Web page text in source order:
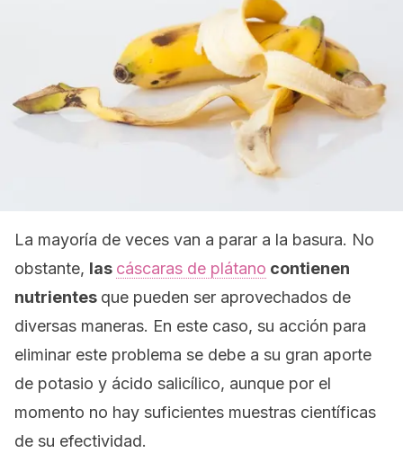
La mayoría de veces van a parar a la basura. No
obstante, las cáscaras de plátano contienen
nutrientes que pueden ser aprovechados de
diversas maneras. En este caso, su acción para
eliminar este problema se debe a su gran aporte
de potasio y ácido salicílico, aunque por el
momento no hay suficientes muestras científicas
de su efectividad.